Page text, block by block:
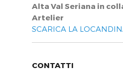
Alta Val Seriana in
Artelier
SCARICA LA
CONTATTI